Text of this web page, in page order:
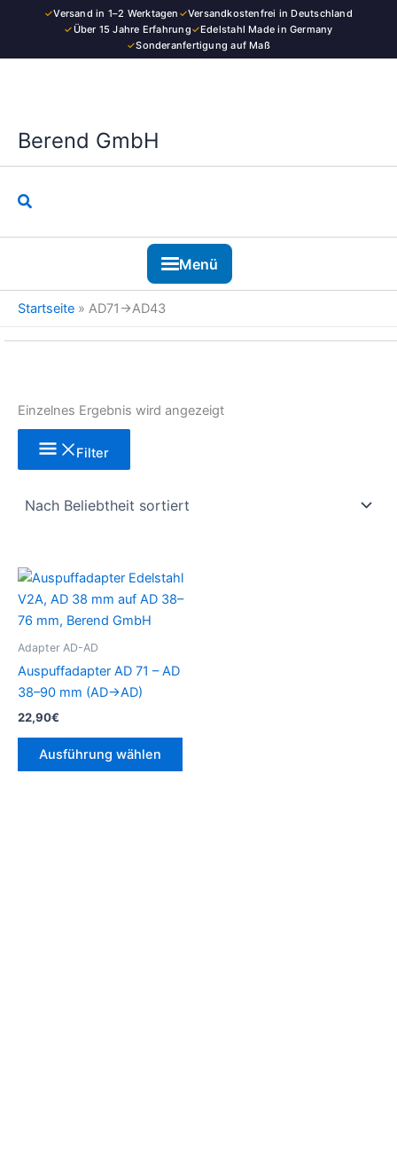
✓Versand in 1–2 Werktagen ✓Versandkostenfrei in Deutschland
✓Über 15 Jahre Erfahrung✓Edelstahl Made in Germany
✓Sonderanfertigung auf Maß
Berend GmbH
Suchen
Menü
Startseite » AD71→AD43
Einzelnes Ergebnis wird angezeigt
Filter
Adapter AD-AD
Auspuffadapter AD 71 – AD
38–90 mm (AD→AD)
22,90€
Ausführung wählen
Dieses
Produkt
auf
Kategorie